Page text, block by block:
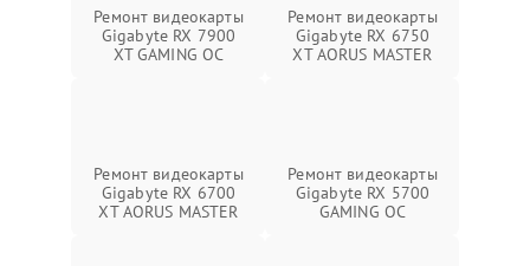
Ремонт видеокарты
Gigabyte RX 7900
XT GAMING OC
Ремонт видеокарты
Gigabyte RX 6750
XT AORUS MASTER
Ремонт видеокарты
Gigabyte RX 6700
XT AORUS MASTER
Ремонт видеокарты
Gigabyte RX 5700
GAMING OC